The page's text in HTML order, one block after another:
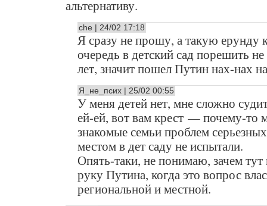
альтернативу.
che | 24/02 17:18
Я сразу не прошу, а такую ерунду
очередь в детский сад порешить
лет, значит пошел Путин нах-нах
Я_не_псих | 25/02 00:55
У меня детей нет, мне сложно
ей-ей, вот вам крест — почему-то
знакомые семьи проблем
местом в дет саду не испытали.
Опять-таки, не понимаю, зачем тут
руку Путина, когда это вопрос
региональной и местной.